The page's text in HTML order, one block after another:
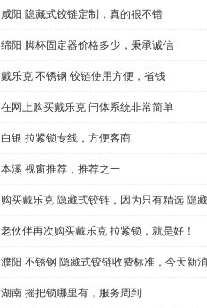
咸阳 隐藏式铰链定制，真的很不错
绵阳 脚杯固定器价格多少，秉承诚信
戴乐克 不锈钢 铰链使用方便，省钱
在网上购买戴乐克 闩体系统非常简单
白银 拉紧锁专线，方便客商
本溪 视窗推荐，推荐之一
购买戴乐克 隐藏式铰链，因为只有精选 隐
老伙伴再次购买戴乐克 拉紧锁，就是好！
濮阳 不锈钢 隐藏式铰链收费标准，今天新
湖南 摇把锁哪里有，服务周到